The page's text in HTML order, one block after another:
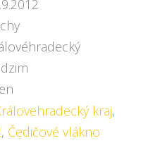
kraj,
, Čedičové vlákno